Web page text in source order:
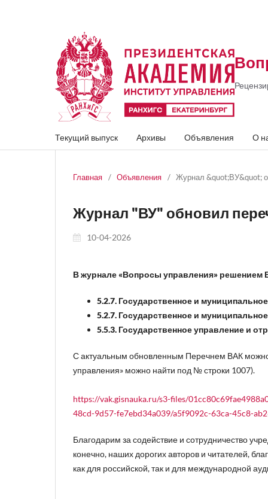
Текущий выпуск Архивы Объявления О
Главная / Объявления / Журнал &quot;ВУ&quot;
Журнал "ВУ" обновил
10-04-2026
В журнале «Вопросы управления» решением
5.2.7. Государственное и
5.2.7. Государственное и
5.5.3. Государственное управление и
С актуальным обновленным Перечнем ВАК
управления» можно найти под № строки 1007).
https://vak.gisnauka.ru/s3-files/
48cd-9d57-fe7ebd34a039/a5f9092c-63ca-45c8-
Благодарим за содействие и сотрудничество
конечно, наших дорогих авторов и читателей,
как для российской, так и для международной